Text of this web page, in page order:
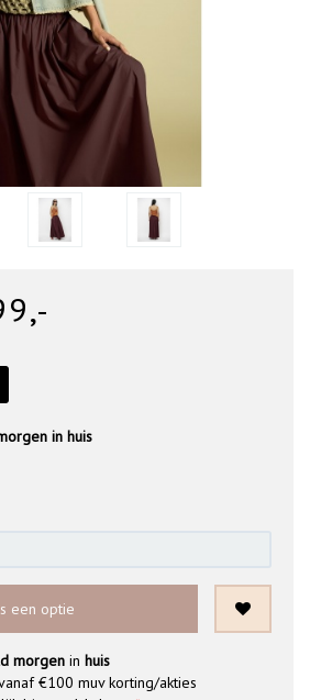
,-
in huis
een optie
morgen in huis
€100 muv korting/akties